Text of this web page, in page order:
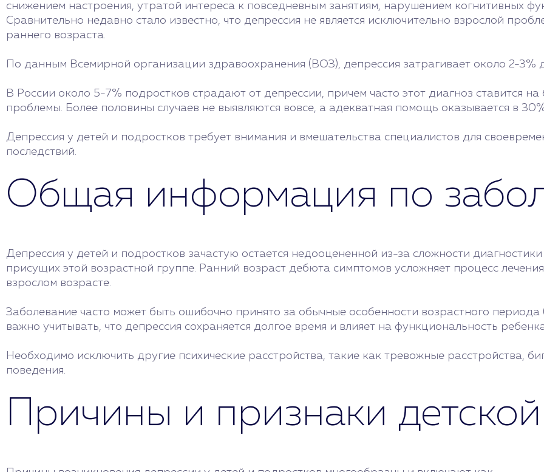
снижением настроения, утратой интереса к повседневным занятиям, нарушением когнитивных
Сравнительно недавно стало известно, что депрессия не является исключительно взрослой
раннего возраста.
По данным Всемирной организации здравоохранения (ВОЗ), депрессия затрагивает около 2-3%
В России около 5-7% подростков страдают от депрессии, причем часто этот диагноз ставится
проблемы. Более половины случаев не выявляются вовсе, а адекватная помощь оказывается в
Депрессия у детей и подростков требует внимания и вмешательства специалистов для
последствий.
Общая информация по
Депрессия у детей и подростков зачастую остается недооцененной из-за сложности
присущих этой возрастной группе. Ранний возраст дебюта симптомов усложняет процесс
взрослом возрасте.
Заболевание часто может быть ошибочно принято за обычные особенности возрастного
важно учитывать, что депрессия сохраняется долгое время и влияет на функциональность
Необходимо исключить другие психические расстройства, такие как тревожные расстройства,
поведения.
Причины и признаки